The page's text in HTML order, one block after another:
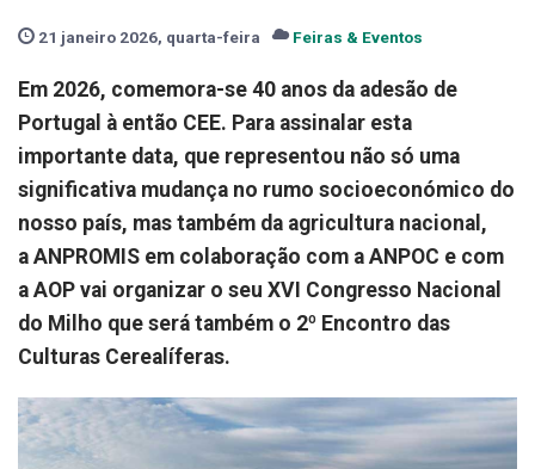
21 janeiro 2026, quarta-feira Feiras & Eventos
Em 2026, comemora-se 40 anos da adesão de
Portugal à então CEE. Para assinalar esta
importante data, que representou não só uma
significativa mudança no rumo socioeconómico do
nosso país, mas também da agricultura nacional,
a ANPROMIS em colaboração com a ANPOC e com
a AOP vai organizar o seu XVI Congresso Nacional
do Milho que será também o 2º Encontro das
Culturas Cerealíferas.